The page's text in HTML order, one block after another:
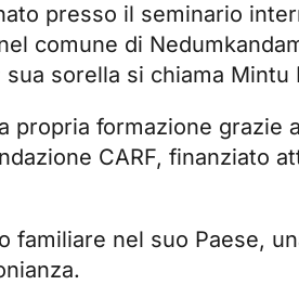
presso il seminario
comune di
sorella si chiama Mintu
propria formazione grazie
CARF, finanziato
familiare nel suo Paese,